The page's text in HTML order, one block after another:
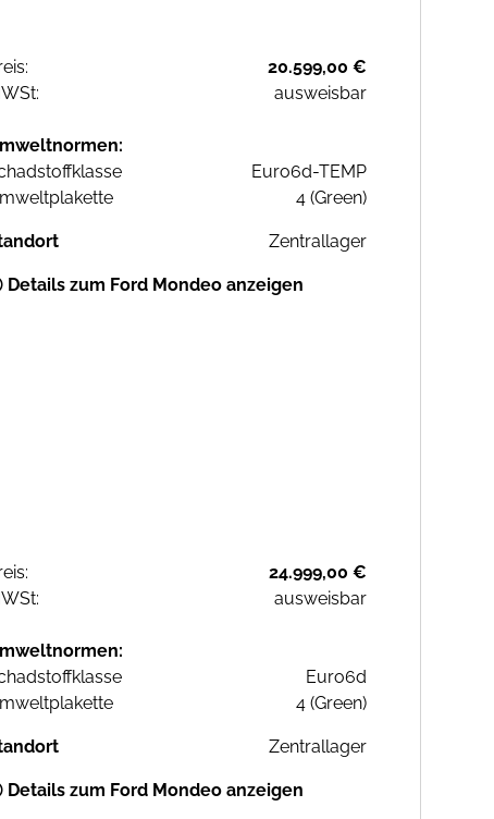
20.599,00 €
ausweisbar
Euro6d-TEMP
4 (Green)
Zentrallager
Details zum Ford Mondeo anzeigen
24.999,00 €
ausweisbar
Euro6d
4 (Green)
Zentrallager
Details zum Ford Mondeo anzeigen